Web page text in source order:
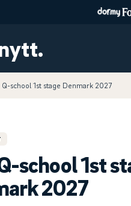
Q-school 1st stage Denmark 2027
school 1st
2027